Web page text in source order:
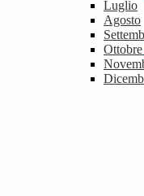
Luglio
Agosto
Ottobre